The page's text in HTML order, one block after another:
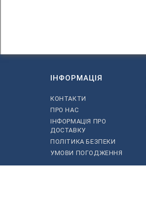
ІНФОРМАЦІЯ
КОНТАКТИ
ПРО НАС
ІНФОРМАЦІЯ ПРО
ДОСТАВКУ
ПОЛІТИКА БЕЗПЕКИ
УМОВИ ПОГОДЖЕННЯ